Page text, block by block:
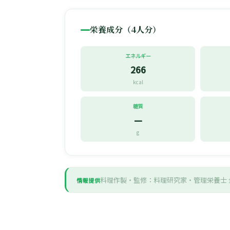
栄養成分（4人分）
エネルギー
266
kcal
糖質
—
g
情報提供料理作製・監修：料理研究家・管理栄養士